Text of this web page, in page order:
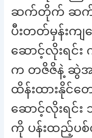
ဆက်တိုက် ဆ
ပီးတတ်မှန်းကျ
ဆောင့်လိုးရင်
က တဇိဇိနဲ့ ဆွဲ
ထိန်းထားနိုင်တ
ဆောင့်လိုးရင်း
ကို ပန်းထည့်ပ